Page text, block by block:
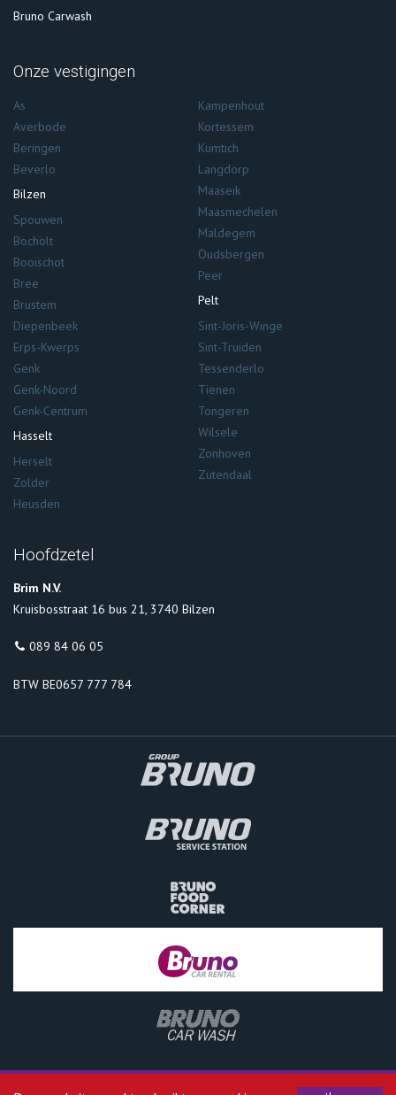
Bruno Carwash
Onze vestigingen
As
Averbode
Beringen
Beverlo
Bilzen
Spouwen
Bocholt
Booischot
Bree
Brustem
Diepenbeek
Erps-Kwerps
Genk
Genk-Noord
Genk-Centrum
Hasselt
Herselt
Zolder
Heusden
Kampenhout
Kortessem
Kumtich
Langdorp
Maaseik
Maasmechelen
Maldegem
Oudsbergen
Peer
Pelt
Sint-Joris-Winge
Sint-Truiden
Tessenderlo
Tienen
Tongeren
Wilsele
Zonhoven
Zutendaal
Hoofdzetel
Brim N.V.
Kruisbosstraat 16 bus 21, 3740 Bilzen
089 84 06 05
BTW BE0657 777 784